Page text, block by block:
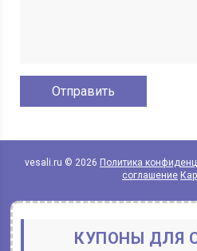
vesali.ru © 2026 Политика
соглашение
КУПОНЫ ДЛЯ